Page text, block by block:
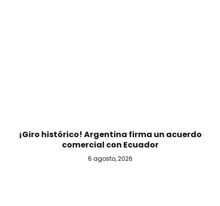
¡Giro histórico! Argentina firma un acuerdo
comercial con Ecuador
6 agosto, 2026